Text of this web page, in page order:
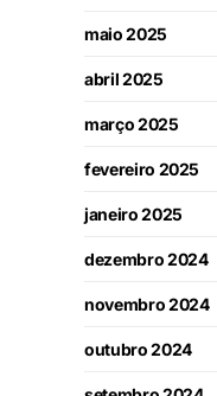
maio 2025
abril 2025
março 2025
fevereiro 2025
janeiro 2025
dezembro 2024
novembro 2024
outubro 2024